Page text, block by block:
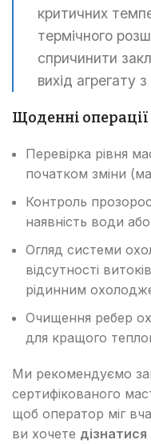
критичних
термічного
спричинити
вихід агрегату
Щоденні операції
Перевірка рівня
початком зміни
Контроль
наявність води
Огляд системи
відсутності
рідинним
Очищення ребер
для кращого
Ми рекомендуємо
сертифікованого
щоб оператор міг
ви хочете дізнатися